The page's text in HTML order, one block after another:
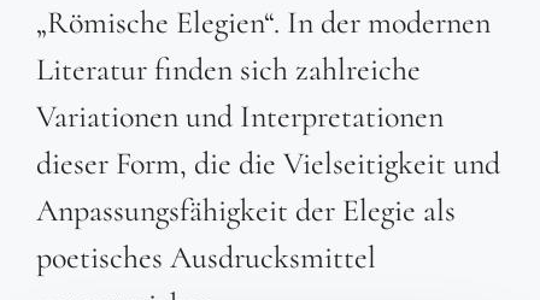
„Römische Elegien“. In der modernen
Literatur finden sich zahlreiche
Variationen und Interpretationen
dieser Form, die die Vielseitigkeit und
Anpassungsfähigkeit der Elegie als
poetisches Ausdrucksmittel